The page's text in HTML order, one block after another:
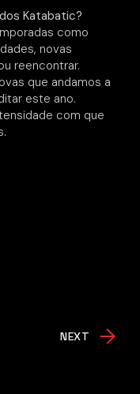
Katabatic?
como
novas
reencontrar.
que andamos a
este ano.
com que
NEXT